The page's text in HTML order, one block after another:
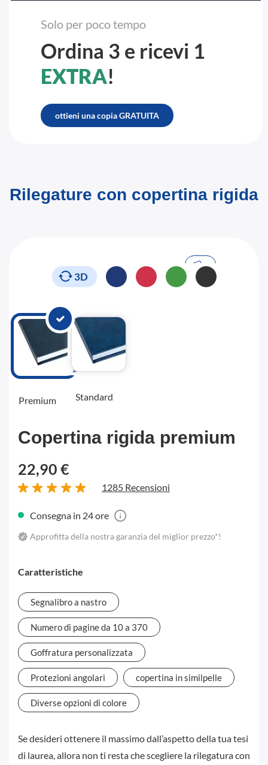
Solo per poco tempo
Ordina 3 e ricevi 1
EXTRA!
ottieni una copia GRATUITA
Rilegature con copertina rigida
3D
Premium Standard
Copertina rigida premium
22,90 €
1285 Recensioni
Consegna in 24 ore
Approfitta della nostra garanzia del miglior prezzo*!
Caratteristiche
Segnalibro a nastro
Numero di pagine da 10 a 370
Goffratura personalizzata
Protezioni angolari copertina in similpelle
Diverse opzioni di colore
Se desideri ottenere il massimo dall’aspetto della tua tesi
di laurea, allora non ti resta che scegliere la rilegatura con